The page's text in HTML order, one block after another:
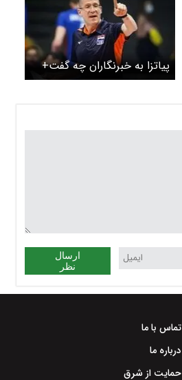
پیاتزا به خبرنگاران چه گفت+
جزییاتی از تمرینات تیم ملی
ارسال
نظر
تماس با ما
درباره ما
حمایت از شرق